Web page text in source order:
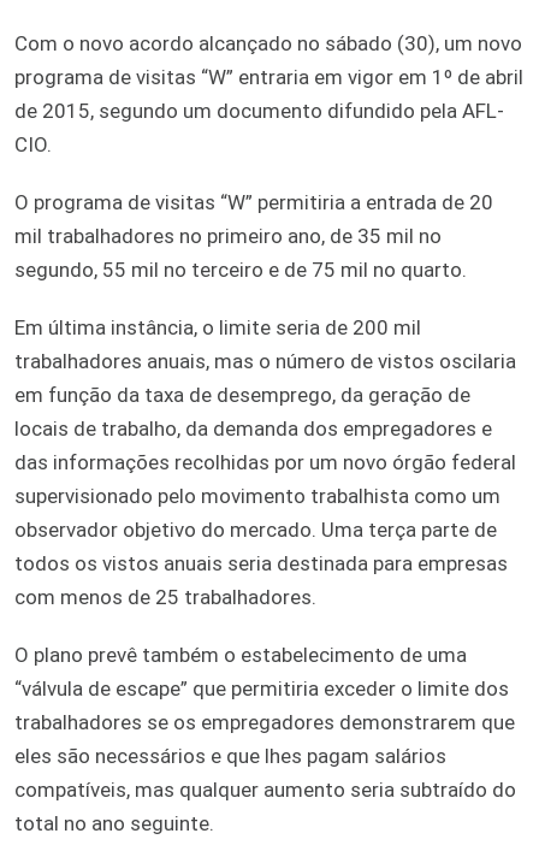
Com o novo acordo alcançado no sábado (30), um novo
programa de visitas “W” entraria em vigor em 1º de abril
de 2015, segundo um documento difundido pela AFL-
CIO.
O programa de visitas “W” permitiria a entrada de 20
mil trabalhadores no primeiro ano, de 35 mil no
segundo, 55 mil no terceiro e de 75 mil no quarto.
Em última instância, o limite seria de 200 mil
trabalhadores anuais, mas o número de vistos oscilaria
em função da taxa de desemprego, da geração de
locais de trabalho, da demanda dos empregadores e
das informações recolhidas por um novo órgão federal
supervisionado pelo movimento trabalhista como um
observador objetivo do mercado. Uma terça parte de
todos os vistos anuais seria destinada para empresas
com menos de 25 trabalhadores.
O plano prevê também o estabelecimento de uma
“válvula de escape” que permitiria exceder o limite dos
trabalhadores se os empregadores demonstrarem que
eles são necessários e que lhes pagam salários
compatíveis, mas qualquer aumento seria subtraído do
total no ano seguinte.